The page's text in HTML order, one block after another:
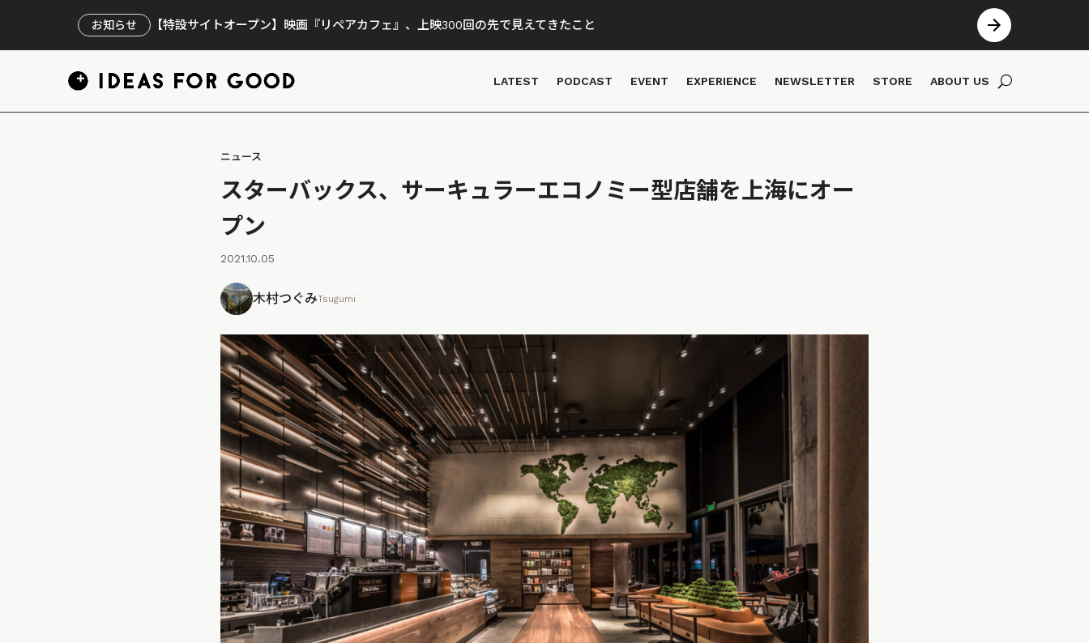
お知らせ 【特設サイトオープン】映画『リペアカフェ』、上映300回の先で見えてきたこと
LATEST PODCAST EVENT EXPERIENCE NEWSLETTER STORE ABOUT US
ニュース
スターバックス、サーキュラーエコノミー型店舗を上海にオー
プン
2021.10.05
木村つぐみTsugumi